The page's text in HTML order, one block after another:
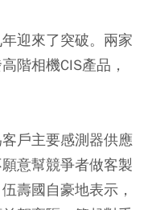
迎來了突破。兩家
階相機CIS產品，
戶主要感測器供應
意幫競爭者做客製
壽國自豪地表示，